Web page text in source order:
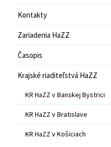
Kontakty
Zariadenia HaZZ
Časopis
Krajské riaditeľstvá HaZZ
KR HaZZ v Banskej Bystrici
KR HaZZ v Bratislave
KR HaZZ v Košiciach